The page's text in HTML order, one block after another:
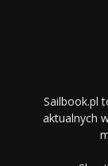
Sailbook.pl
aktualnych